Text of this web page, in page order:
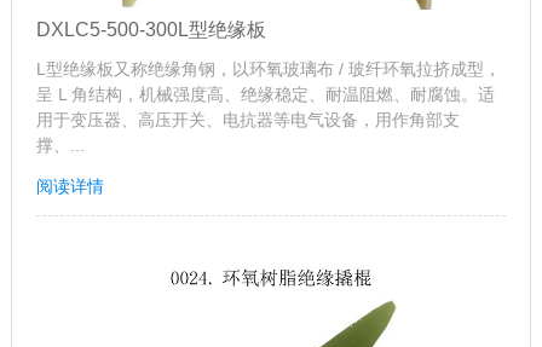
DXLC5-500-300L型绝缘板
L型绝缘板又称绝缘角钢，以环氧玻璃布 / 玻纤环氧拉挤成型，
呈 L 角结构，机械强度高、绝缘稳定、耐温阻燃、耐腐蚀。适
用于变压器、高压开关、电抗器等电气设备，用作角部支
撑、...
阅读详情